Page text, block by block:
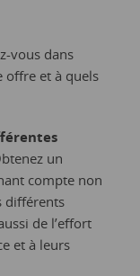
vous dans
offre et à quels
un
compte non
différents
de l’effort
et à leurs